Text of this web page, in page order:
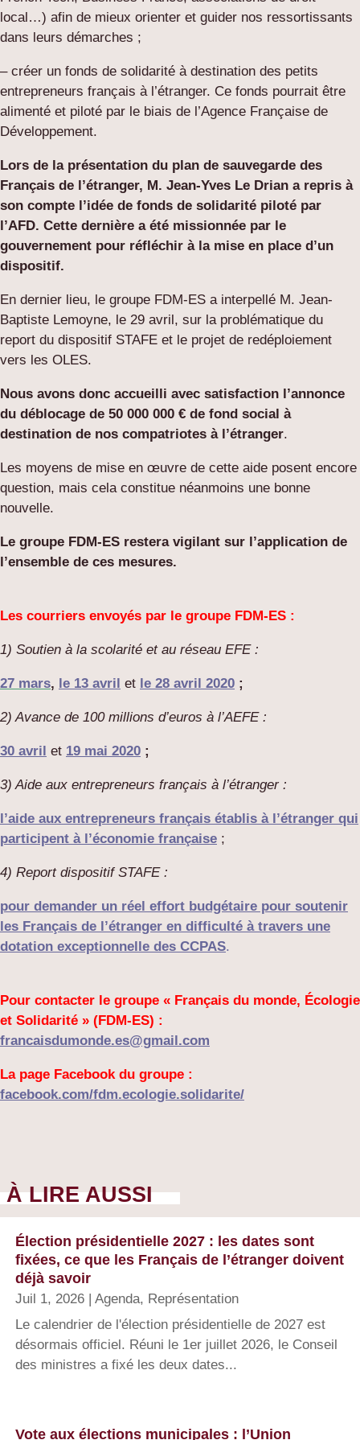
local…) afin de mieux orienter et guider nos ressortissants
dans leurs démarches ;
– créer un fonds de solidarité à destination des petits
entrepreneurs français à l’étranger. Ce fonds pourrait être
alimenté et piloté par le biais de l’Agence Française de
Développement.
Lors de la présentation du plan de sauvegarde des
Français de l’étranger, M. Jean-Yves Le Drian a repris à
son compte l’idée de fonds de solidarité piloté par
l’AFD. Cette dernière a été missionnée par le
gouvernement pour réfléchir à la mise en place d’un
dispositif.
En dernier lieu, le groupe FDM-ES a interpellé M. Jean-
Baptiste Lemoyne, le 29 avril, sur la problématique du
report du dispositif STAFE et le projet de redéploiement
vers les OLES.
Nous avons donc accueilli avec satisfaction l’annonce
du déblocage de 50 000 000 € de fond social à
destination de nos compatriotes à l’étranger.
Les moyens de mise en œuvre de cette aide posent encore
question, mais cela constitue néanmoins une bonne
nouvelle.
Le groupe FDM-ES restera vigilant sur l’application de
l’ensemble de ces mesures.
Les courriers envoyés par le groupe FDM-ES :
1) Soutien à la scolarité et au réseau EFE :
27 mars, le 13 avril et le 28 avril 2020 ;
2) Avance de 100 millions d’euros à l’AEFE :
30 avril et 19 mai 2020 ;
3) Aide aux entrepreneurs français à l’étranger :
l’aide aux entrepreneurs français établis à l’étranger qui
participent à l’économie française ;
4) Report dispositif STAFE :
pour demander un réel effort budgétaire pour soutenir
les Français de l’étranger en difficulté à travers une
dotation exceptionnelle des CCPAS.
Pour contacter le groupe « Français du monde, Écologie
et Solidarité » (FDM-ES) :
francaisdumonde.es@gmail.com
La page Facebook du groupe :
facebook.com/fdm.ecologie.solidarite/
À LIRE AUSSI
Élection présidentielle 2027 : les dates sont
fixées, ce que les Français de l’étranger doivent
déjà savoir
Juil 1, 2026 Agenda, Représentation
Le calendrier de l'élection présidentielle de 2027 est
désormais officiel. Réuni le 1er juillet 2026, le Conseil
des ministres a fixé les deux dates...
Vote aux élections municipales : l’Union